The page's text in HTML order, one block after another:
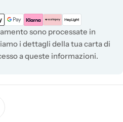
sono processate in
i dettagli della tua carta di
a queste informazioni.